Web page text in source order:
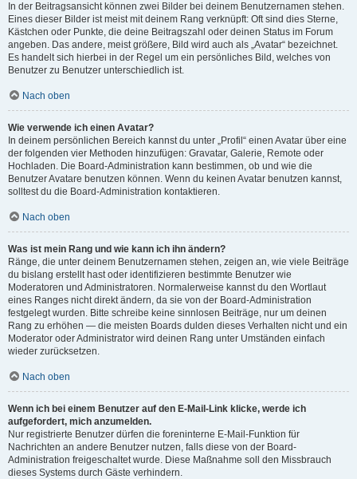
In der Beitragsansicht können zwei Bilder bei deinem Benutzernamen stehen.
Eines dieser Bilder ist meist mit deinem Rang verknüpft: Oft sind dies Sterne,
Kästchen oder Punkte, die deine Beitragszahl oder deinen Status im Forum
angeben. Das andere, meist größere, Bild wird auch als „Avatar“ bezeichnet.
Es handelt sich hierbei in der Regel um ein persönliches Bild, welches von
Benutzer zu Benutzer unterschiedlich ist.
Nach oben
Wie verwende ich einen Avatar?
In deinem persönlichen Bereich kannst du unter „Profil“ einen Avatar über eine
der folgenden vier Methoden hinzufügen: Gravatar, Galerie, Remote oder
Hochladen. Die Board-Administration kann bestimmen, ob und wie die
Benutzer Avatare benutzen können. Wenn du keinen Avatar benutzen kannst,
solltest du die Board-Administration kontaktieren.
Nach oben
Was ist mein Rang und wie kann ich ihn ändern?
Ränge, die unter deinem Benutzernamen stehen, zeigen an, wie viele Beiträge
du bislang erstellt hast oder identifizieren bestimmte Benutzer wie
Moderatoren und Administratoren. Normalerweise kannst du den Wortlaut
eines Ranges nicht direkt ändern, da sie von der Board-Administration
festgelegt wurden. Bitte schreibe keine sinnlosen Beiträge, nur um deinen
Rang zu erhöhen — die meisten Boards dulden dieses Verhalten nicht und ein
Moderator oder Administrator wird deinen Rang unter Umständen einfach
wieder zurücksetzen.
Nach oben
Wenn ich bei einem Benutzer auf den E-Mail-Link klicke, werde ich
aufgefordert, mich anzumelden.
Nur registrierte Benutzer dürfen die foreninterne E-Mail-Funktion für
Nachrichten an andere Benutzer nutzen, falls diese von der Board-
Administration freigeschaltet wurde. Diese Maßnahme soll den Missbrauch
dieses Systems durch Gäste verhindern.